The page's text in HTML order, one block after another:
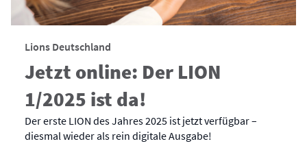
Lions Deutschland
Jetzt online: Der LION
1/2025 ist da!
Der erste LION des Jahres 2025 ist jetzt verfügbar –
diesmal wieder als rein digitale Ausgabe!